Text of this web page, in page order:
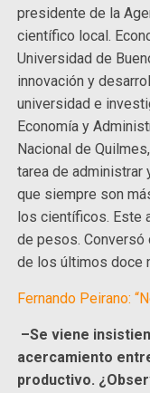
presidente de la
científico local.
Universidad de
innovación y
universidad e
Economía y
Nacional de
tarea de administrar
que siempre son
los científicos. Este
de pesos. Conversó
de los últimos doce
Fernando Peirano:
–Se viene
acercamiento
productivo.